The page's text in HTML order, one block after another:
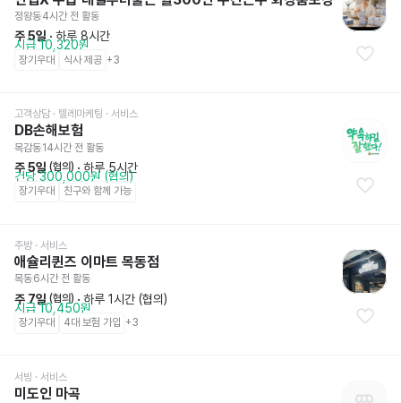
정왕동4시간 전 활동
주 5일 · 하루 8시간
시급 10,320원
장기우대 식사 제공 +3
고객상담 · 텔레마케팅 · 서비스
DB손해보험
목감동14시간 전 활동
주 5일 (협의) · 하루 5시간
건당 300,000원 (협의)
장기우대 친구와 함께 가능
주방 · 서비스
애슐리퀸즈 이마트 목동점
목동6시간 전 활동
주 7일 (협의) · 하루 1시간 (협의)
시급 10,450원
장기우대 4대 보험 가입 +3
서빙 · 서비스
미도인 마곡